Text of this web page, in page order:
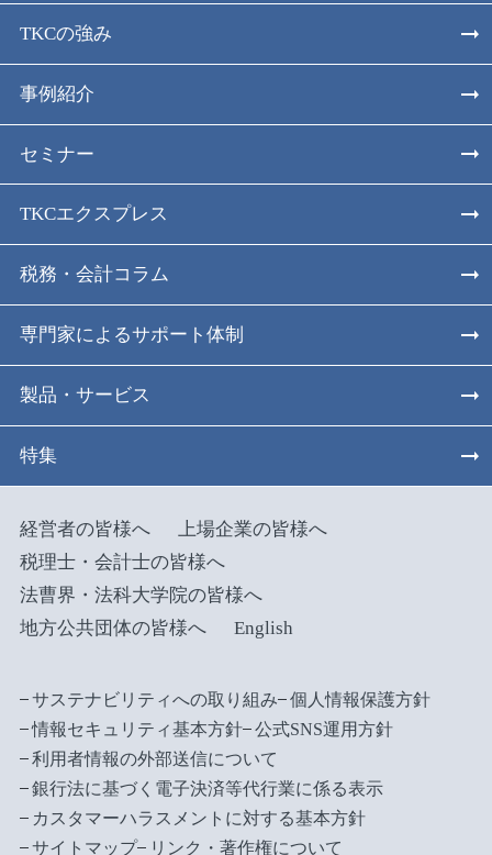
TKCの強み
事例紹介
セミナー
TKCエクスプレス
税務・会計コラム
専門家によるサポート体制
製品・サービス
特集
経営者の皆様へ
上場企業の皆様へ
税理士・会計士の皆様へ
法曹界・法科大学院の皆様へ
地方公共団体の皆様へ
English
サステナビリティへの取り組み
個人情報保護方針
情報セキュリティ基本方針
公式SNS運用方針
利用者情報の外部送信について
銀行法に基づく電子決済等代行業に係る表示
カスタマーハラスメントに対する基本方針
サイトマップ
リンク・著作権について